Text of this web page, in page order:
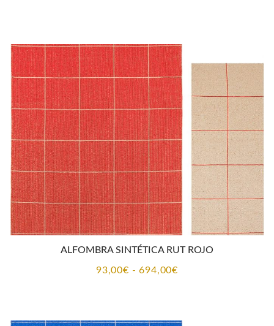
desde
200,00€
hasta
874,00€
ALFOMBRA SINTÉTICA RUT ROJO
93,00€ - 694,00€Rango
desde